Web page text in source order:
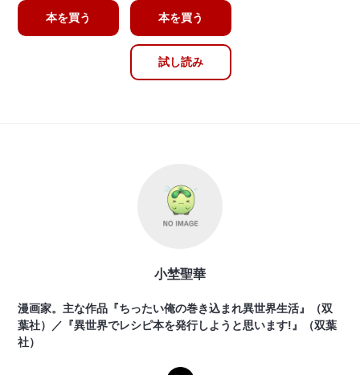
本を買う 本を買う
試し読み
小埜聖華
漫画家。主な作品『ちったい俺の巻き込まれ異世界生活』（双
葉社）／『異世界でレシピ本を発行しようと思います!』（双葉
社）